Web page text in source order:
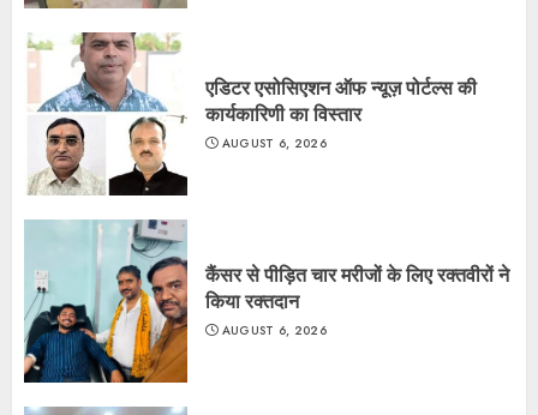
एडिटर एसोसिएशन ऑफ न्यूज़ पोर्टल्स की
कार्यकारिणी का विस्तार
AUGUST 6, 2026
कैंसर से पीड़ित चार मरीजों के लिए रक्तवीरों ने
किया रक्तदान
AUGUST 6, 2026